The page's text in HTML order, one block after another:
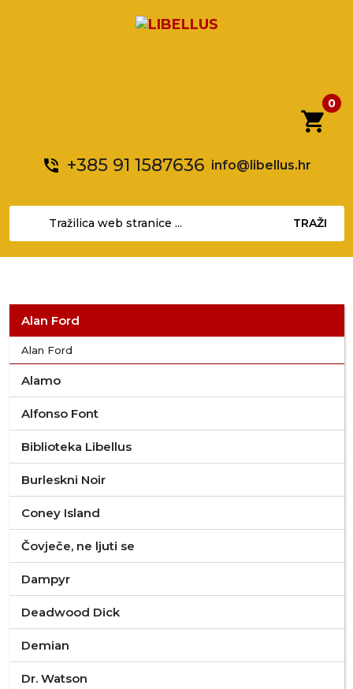
shopping_cart
0
phone_in_talk +385 91 1587636 info@libellus.hr
TRAŽI
Alan Ford
Alan Ford
Alamo
Alfonso Font
Biblioteka Libellus
Burleskni Noir
Coney Island
Čovječe, ne ljuti se
Dampyr
Deadwood Dick
Demian
Dr. Watson